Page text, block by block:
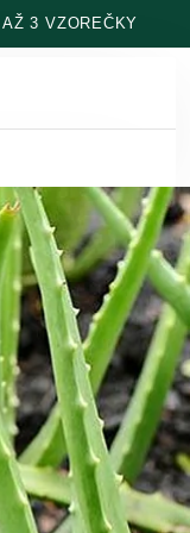
3 VZOREČKY